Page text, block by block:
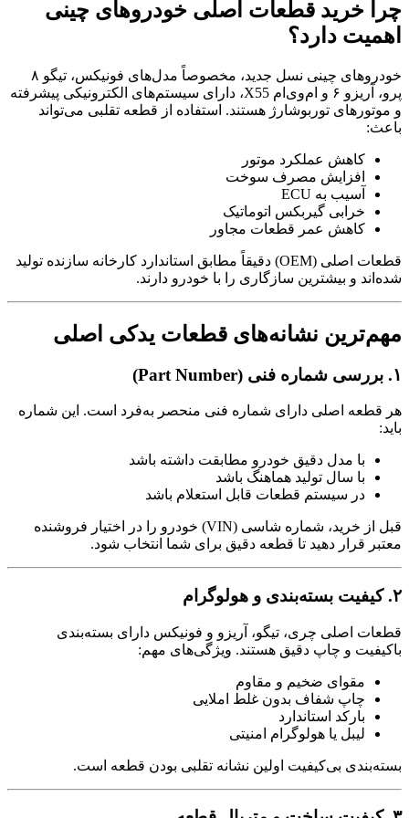
چرا خرید قطعات اصلی خودروهای چینی
اهمیت دارد؟
خودروهای چینی نسل جدید، مخصوصاً مدل‌های فونیکس، تیگو ۸
پرو، آریزو ۶ و ام‌وی‌ام X55، دارای سیستم‌های الکترونیکی پیشرفته
و موتورهای توربوشارژ هستند. استفاده از قطعه تقلبی می‌تواند
باعث:
کاهش عملکرد موتور
افزایش مصرف سوخت
آسیب به ECU
خرابی گیربکس اتوماتیک
کاهش عمر قطعات مجاور
قطعات اصلی (OEM) دقیقاً مطابق استاندارد کارخانه سازنده تولید
شده‌اند و بیشترین سازگاری را با خودرو دارند.
مهم‌ترین نشانه‌های قطعات یدکی اصلی
۱. بررسی شماره فنی (Part Number)
هر قطعه اصلی دارای شماره فنی منحصر به‌فرد است. این شماره
باید:
با مدل دقیق خودرو مطابقت داشته باشد
با سال تولید هماهنگ باشد
در سیستم قطعات قابل استعلام باشد
قبل از خرید، شماره شاسی (VIN) خودرو را در اختیار فروشنده
معتبر قرار دهید تا قطعه دقیق برای شما انتخاب شود.
۲. کیفیت بسته‌بندی و هولوگرام
قطعات اصلی چری، تیگو، آریزو و فونیکس دارای بسته‌بندی
باکیفیت و چاپ دقیق هستند. ویژگی‌های مهم:
مقوای ضخیم و مقاوم
چاپ شفاف بدون غلط املایی
بارکد استاندارد
لیبل یا هولوگرام امنیتی
بسته‌بندی بی‌کیفیت اولین نشانه تقلبی بودن قطعه است.